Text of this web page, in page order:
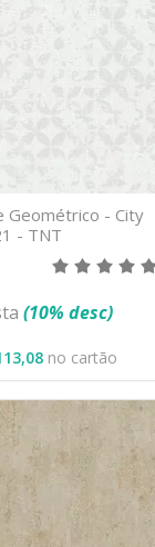
Geométrico - City
- TNT
(10% desc)
no cartão